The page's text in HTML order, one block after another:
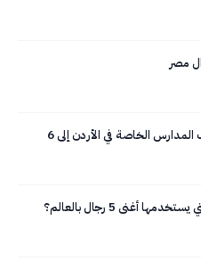
مصر
مقترح حكومي يصنف المدارس الخاصة في الأردن إلى 6
أغنى 5 رجال بالعالم؟